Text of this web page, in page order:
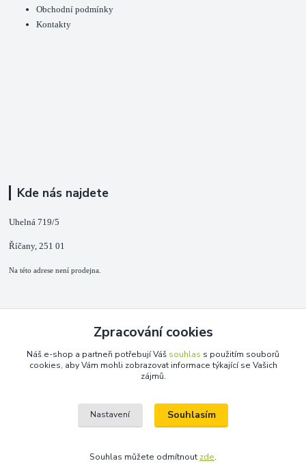
Obchodní podmínky
Kontakty
Kde nás najdete
Uhelná 719/5
Říčany, 251 01
Na této adrese není prodejna.
+420 725 889 873
(Po-Ne, 9-18 hod.)
Zpracování cookies
Náš e-shop a partneři potřebují Váš souhlas s použitím souborů
cookies, aby Vám mohli zobrazovat informace týkající se Vašich
zájmů.
Nastavení Souhlasím
Souhlas můžete odmítnout zde.